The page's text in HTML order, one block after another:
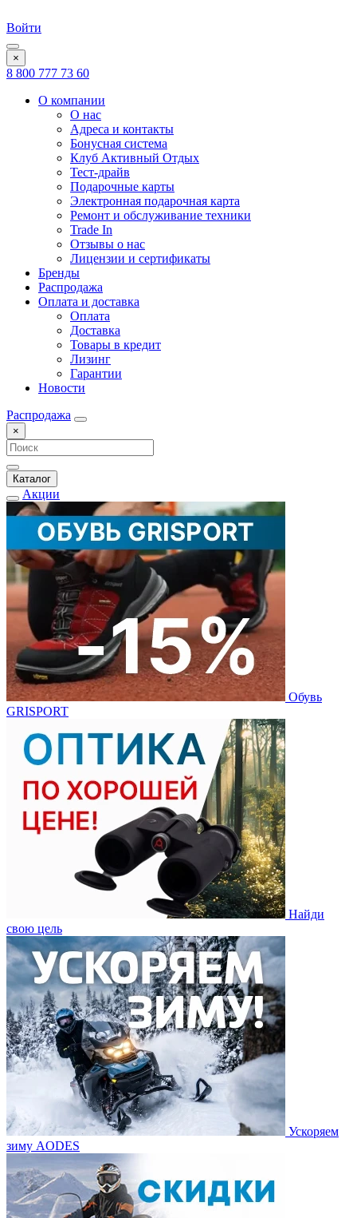
Войти
×
8 800 777 73 60
О компании
О нас
Адреса и контакты
Бонусная система
Клуб Активный Отдых
Тест-драйв
Подарочные карты
Электронная подарочная карта
Ремонт и обслуживание техники
Trade In
Отзывы о нас
Лицензии и сертификаты
Бренды
Распродажа
Оплата и доставка
Оплата
Доставка
Товары в кредит
Лизинг
Гарантии
Новости
Распродажа
×
Каталог
Акции
Обувь
GRISPORT
Найди
свою цель
Ускоряем
зиму AODES